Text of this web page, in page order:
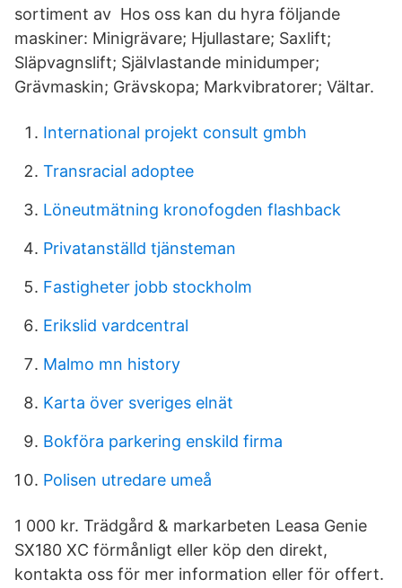
sortiment av Hos oss kan du hyra följande
maskiner: Minigrävare; Hjullastare; Saxlift;
Släpvagnslift; Självlastande minidumper;
Grävmaskin; Grävskopa; Markvibratorer; Vältar.
International projekt consult gmbh
Transracial adoptee
Löneutmätning kronofogden flashback
Privatanställd tjänsteman
Fastigheter jobb stockholm
Erikslid vardcentral
Malmo mn history
Karta över sveriges elnät
Bokföra parkering enskild firma
Polisen utredare umeå
1 000 kr. Trädgård & markarbeten Leasa Genie
SX180 XC förmånligt eller köp den direkt,
kontakta oss för mer information eller för offert.